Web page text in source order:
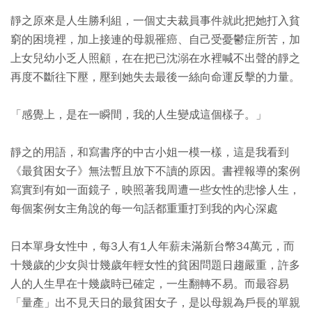
靜之原來是人生勝利組，一個丈夫裁員事件就此把她打入貧
窮的困境裡，加上接連的母親罹癌、自己受憂鬱症所苦，加
上女兒幼小乏人照顧，在在把已沈溺在水裡喊不出聲的靜之
再度不斷往下壓，壓到她失去最後一絲向命運反擊的力量。
「感覺上，是在一瞬間，我的人生變成這個樣子。」
靜之的用語，和寫書序的中古小姐一模一樣，這是我看到
《最貧困女子》無法暫且放下不讀的原因。書裡報導的案例
寫實到有如一面鏡子，映照著我周遭一些女性的悲慘人生，
每個案例女主角說的每一句話都重重打到我的內心深處
日本單身女性中，每3人有1人年薪未滿新台幣34萬元，而
十幾歲的少女與廿幾歲年輕女性的貧困問題日趨嚴重，許多
人的人生早在十幾歲時已確定，一生翻轉不易。而最容易
「量產」出不見天日的最貧困女子，是以母親為戶長的單親